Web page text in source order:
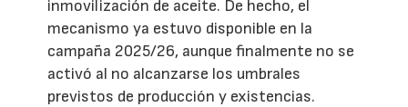
inmovilización de aceite. De hecho, el
mecanismo ya estuvo disponible en la
campaña 2025/26, aunque finalmente no se
activó al no alcanzarse los umbrales
previstos de producción y existencias.